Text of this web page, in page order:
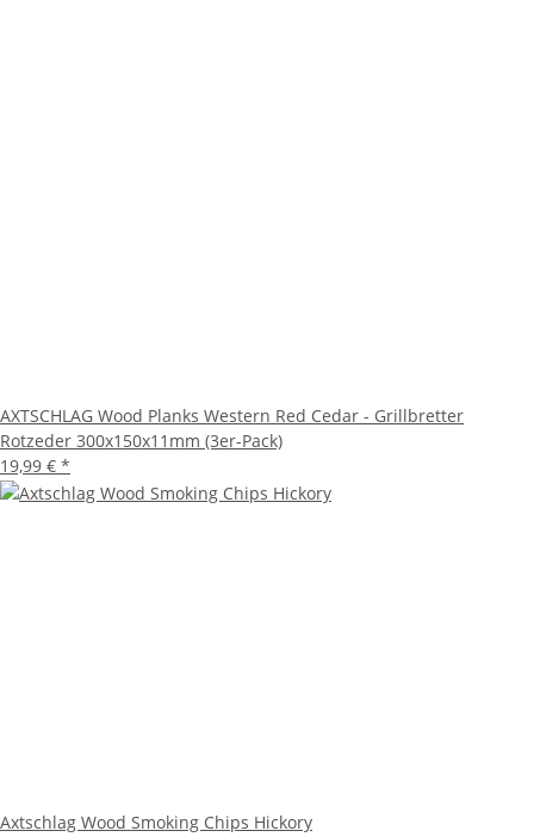
AXTSCHLAG Wood Planks Western Red Cedar - Grillbretter
Rotzeder 300x150x11mm (3er-Pack)
19,99 € *
Axtschlag Wood Smoking Chips Hickory